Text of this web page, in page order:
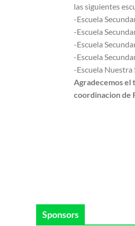
las siguientes
-Escuela
-Escuela
-Escuela
-Escuela
-Escuela Nuestra
Agradecemos el
coordinacion de
Sponsors